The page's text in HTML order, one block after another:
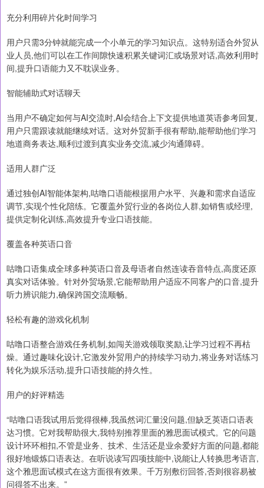
充分利用碎片化时间学习
用户只需3分钟就能完成一个小单元的学习知识点。这特别适合外贸从
业人员,他们可以在工作间隙快速积累关键词汇或场景对话,高效利用时
间,提升口语能力又不耽误业务。
智能辅助式对话聊天
当用户不确定如何与AI交流时,AI会结合上下文提供地道英语参考回复,
用户只需跟读就能继续对话。这对外贸新手很有帮助,能帮助他们学习
地道商务表达,顺利过渡到真实业务交流,减少沟通障碍。
适用人群广泛
通过独创AI智能体架构,咕噜口语能根据用户水平、兴趣和需求自适应
调节,实现个性化陪练。它覆盖外贸行业的各岗位人群,如销售或经理,
提供定制化训练,高效提升专业口语技能。
覆盖各种英语口音
咕噜口语集成全球多种英语口音及母语者自然连读吞音特点,高度还原
真实对话体验。针对外贸场景,它能帮助用户适应不同客户的口音,提升
听力辨识能力,确保跨国交流顺畅。
轻松有趣的游戏化机制
咕噜口语整合游戏任务机制,如闯关游戏领取奖励,让学习过程不再枯
燥。通过趣味化设计,它激发外贸用户的持续学习动力,将业务对话练习
转化为娱乐活动,提升口语技能的持久性。
用户的好评精选
“咕噜口语我试用后觉得很棒,我虽然词汇量没问题,但缺乏英语口语表
达习惯。它对我帮助很大,我特别推荐里面的雅思面试模式。它的问题
设计环环相扣,不管是业务、技术、生活还是业余爱好方面的问题,都能
很好地锻炼口语表达。在听说读写四项技能中,说能让人转换思考语言,
这个雅思面试模式在这方面很有效果。千万别敷衍回答,否则很容易被
问得答不出来。”